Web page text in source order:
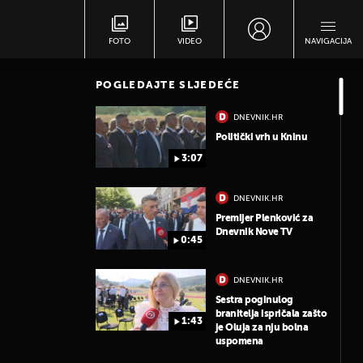
FOTO VIDEO NAVIGACIJA
POGLEDAJTE SLJEDEĆE
3:07
DNEVNIK.HR
Politički vrh u Kninu
0:45
DNEVNIK.HR
Premijer Plenković za
Dnevnik Nove TV
1:43
DNEVNIK.HR
Sestra poginulog
branitelja ispričala zašto
je Oluja za nju bolna
uspomena